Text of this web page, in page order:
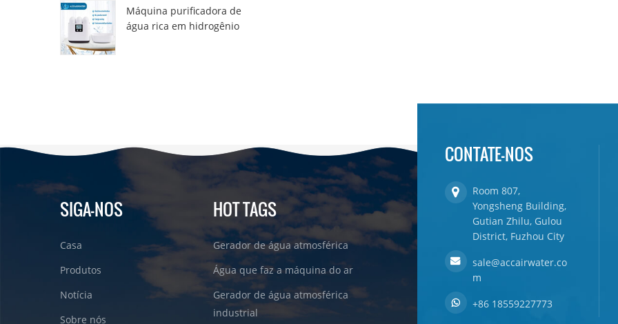
Máquina purificadora de
água rica em hidrogênio
SIGA-NOS
Casa
Produtos
Notícia
Sobre nós
HOT TAGS
Gerador de água atmosférica
Água que faz a máquina do ar
Gerador de água atmosférica
industrial
CONTATE-NOS
Room 807,
Yongsheng Building,
Gutian Zhilu, Gulou
District, Fuzhou City
sale@accairwater.co
m
+86 18559227773